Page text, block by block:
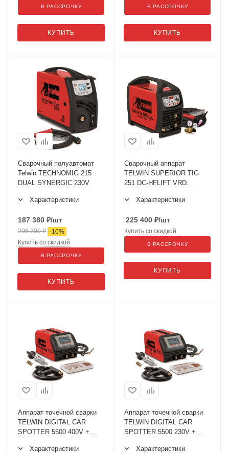
КУПИТЬ
В РАССРОЧКУ
КУПИТЬ
В РАССРОЧКУ
Сварочный полуавтомат
Telwin TECHNOMIG 215
DUAL SYNERGIC 230V
Характеристики
187 380 ₽/шт
208 200₽ -10%
КУПИТЬ
Купить со скидкой
В РАССРОЧКУ
Сварочный аппарат
TELWIN SUPERIOR TIG
251 DC-HFLIFT VRD
Характеристики
225 400 ₽/шт
КУПИТЬ
Купить со скидкой
В РАССРОЧКУ
Аппарат точечной сварки
TELWIN DIGITAL CAR
SPOTTER 5500 400V +
Характеристики
Аппарат точечной сварки
TELWIN DIGITAL CAR
SPOTTER 5500 230V +
Характеристики